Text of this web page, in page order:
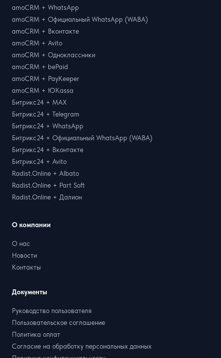
amoCRM + WhatsApp
amoCRM + Официальный WhatsApp (WABA)
amoCRM + Вконтакте
amoCRM + Avito
amoCRM + Одноклассники
amoCRM + bePaid
amoCRM + PayKeeper
amoCRM + ЮKassa
Битрикс24 + MAX
Битрикс24 + Telegram
Битрикс24 + WhatsApp
Битрикс24 + Официальный WhatsApp (WABA)
Битрикс24 + Вконтакте
Битрикс24 + Avito
Radist.Online + Albato
Radist.Online + Part Soft
Radist.Online + Далион
О компании
О нас
Новости
Контакты
Документы
Руководство пользователя
Пользовательское соглашение
Политика оплат
Согласие на обработку персональных данных